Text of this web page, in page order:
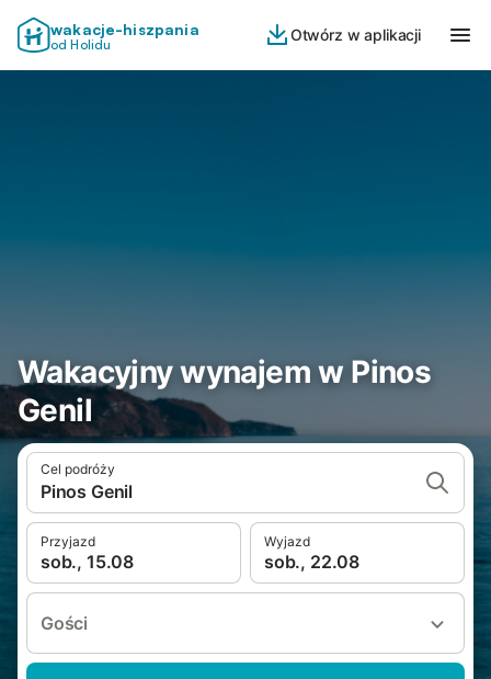
wakacje-hiszpania
od Holidu
Otwórz w aplikacji
Wakacyjny wynajem w Pinos
Genil
Cel podróży
Pinos Genil
Przyjazd
sob., 15.08
Wyjazd
sob., 22.08
Gości